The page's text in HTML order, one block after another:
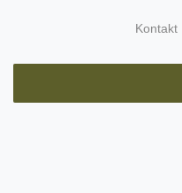
Kontakt